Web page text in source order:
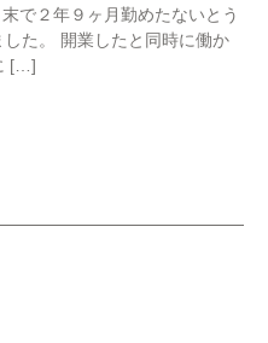
で２年９ヶ月勤めたないとう
た。 開業したと同時に働か
[…]